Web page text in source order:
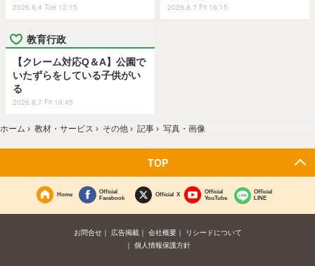
2026.8.4 Tue 12:15 2026.8.7 Fri 16:15
教育行政
【クレーム対応Q＆A】公園で
いたずらをしている子供がい
る
2026.8.7 Fri 19:45
ホーム › 教材・サービス › その他 › 記事 › 写真・画像
TOP
Home
Official
Facebook
Official X
Official
YouTube
Official
LINE
お問合せ 広告掲載 会社概要
リシードについて
個人情報保護方針